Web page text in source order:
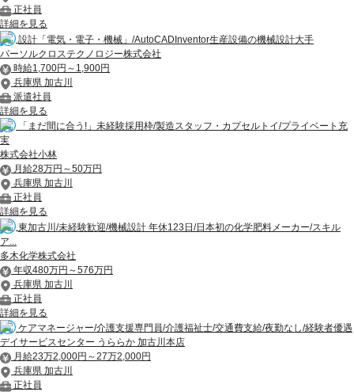
正社員
詳細を見る
設計「電気・電子・機械」/AutoCADInventor生産設備の機械設計大手
パーソルクロステクノロジー株式会社
時給1,700円～1,900円
兵庫県 加古川
派遣社員
詳細を見る
「まだ間に合う!」未経験採用枠/製造スタッフ・カプセルトイ/プライベート充
実
株式会社小林
月給28万円～50万円
兵庫県 加古川
正社員
詳細を見る
東加古川/未経験歓迎/機械設計 年休123日/日本初の化学肥料メーカー/スキル
ア...
多木化学株式会社
年収480万円～576万円
兵庫県 加古川
正社員
詳細を見る
ケアマネージャー/介護支援専門員/介護福祉士/交通費支給/夜勤なし/経験者優遇
デイサービスセンター うららか 加古川本店
月給23万2,000円～27万2,000円
兵庫県 加古川
正社員